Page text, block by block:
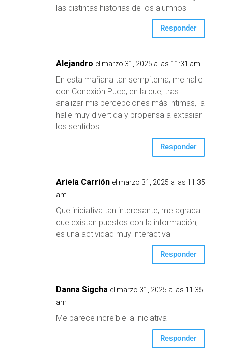
las distintas historias de los alumnos
Responder
Alejandro el marzo 31, 2025 a las 11:31 am
En esta mañana tan sempiterna, me halle
con Conexión Puce, en la que, tras
analizar mis percepciones más intimas, la
halle muy divertida y propensa a extasiar
los sentidos
Responder
Ariela Carrión el marzo 31, 2025 a las 11:35
am
Que iniciativa tan interesante, me agrada
que existan puestos con la información,
es una actividad muy interactiva
Responder
Danna Sigcha el marzo 31, 2025 a las 11:35
am
Me parece increíble la iniciativa
Responder